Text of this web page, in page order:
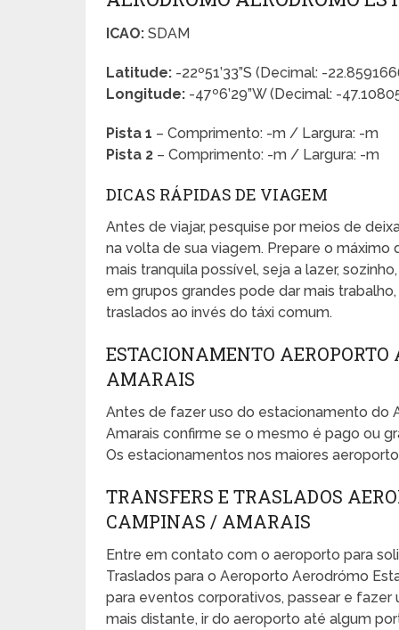
ICAO: SDAM
Latitude: -22º51’33”S (Decimal: -
Longitude: -47º6’29”W (Decimal: -
Pista 1 – Comprimento: -m / Largura: -m
Pista 2 – Comprimento: -m / Largura: -m
DICAS RÁPIDAS DE VIAGEM
Antes de viajar, pesquise por meios de
na volta de sua viagem. Prepare o
mais tranquila possível, seja a lazer,
em grupos grandes pode dar mais
traslados ao invés do táxi comum.
ESTACIONAMENTO
AMARAIS
Antes de fazer uso do estacionamento do
Amarais confirme se o mesmo é pago ou
Os estacionamentos nos maiores
TRANSFERS E TRASLADOS
CAMPINAS / AMARAIS
Entre em contato com o aeroporto para
Traslados para o Aeroporto Aerodrómo
para eventos corporativos, passear e fazer
mais distante, ir do aeroporto até algum